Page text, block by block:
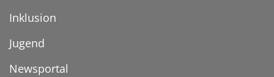
Inklusion
Jugend
Newsportal